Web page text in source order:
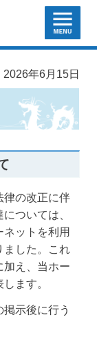
MENU
2026年6月15日
律の改正に伴
ついては、
ネットを利用
した。これ
加え、当ホー
ます。
示後に行う